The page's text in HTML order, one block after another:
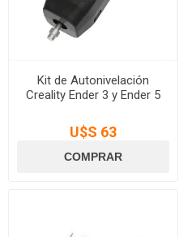
Kit de Autonivelación
Creality Ender 3 y Ender 5
U$S 63